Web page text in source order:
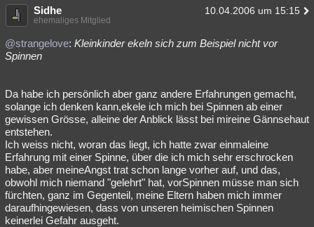
Sidhe 10.04.2006 um 15:15
ehemaliges Mitglied
@strangelove: Kleinkinder ekeln sich zum Beispiel nicht vor
Spinnen
Da habe ich persönlich aber ganz andere Erfahrungen gemacht,
solange ich denken kann,ekele ich mich bei Spinnen ab einer
gewissen Grösse, alleine der Anblick lässt bei mireine Gännsehaut
entstehen.
Ich weiss nicht, woran das liegt, ich hatte zwar einmaleine
Erfahrung mit einer Spinne, über die ich mich sehr erschrocken
habe, aber meineAngst trat schon lange vorher auf, und das,
obwohl mich niemand "gelehrt" hat, vorSpinnen müsse man sich
fürchten, ganz im Gegenteil, meine Eltern haben mich immer
daraufhingewiesen, dass von unseren heimischen Spinnen
keinerlei Gefahr ausgeht.